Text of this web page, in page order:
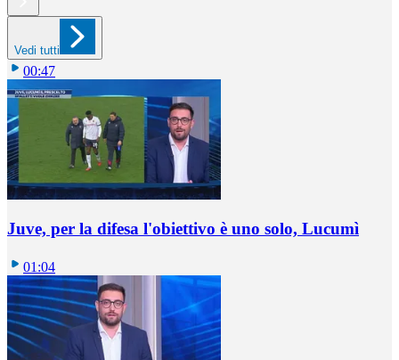
Vedi tutti
00:47
Juve, per la difesa l'obiettivo è uno solo, Lucumì
01:04